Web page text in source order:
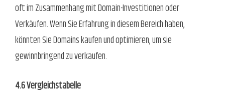
oft im Zusammenhang mit Domain-Investitionen oder
Verkäufen. Wenn Sie Erfahrung in diesem Bereich haben,
könnten Sie Domains kaufen und optimieren, um sie
gewinnbringend zu verkaufen.
4.6 Vergleichstabelle